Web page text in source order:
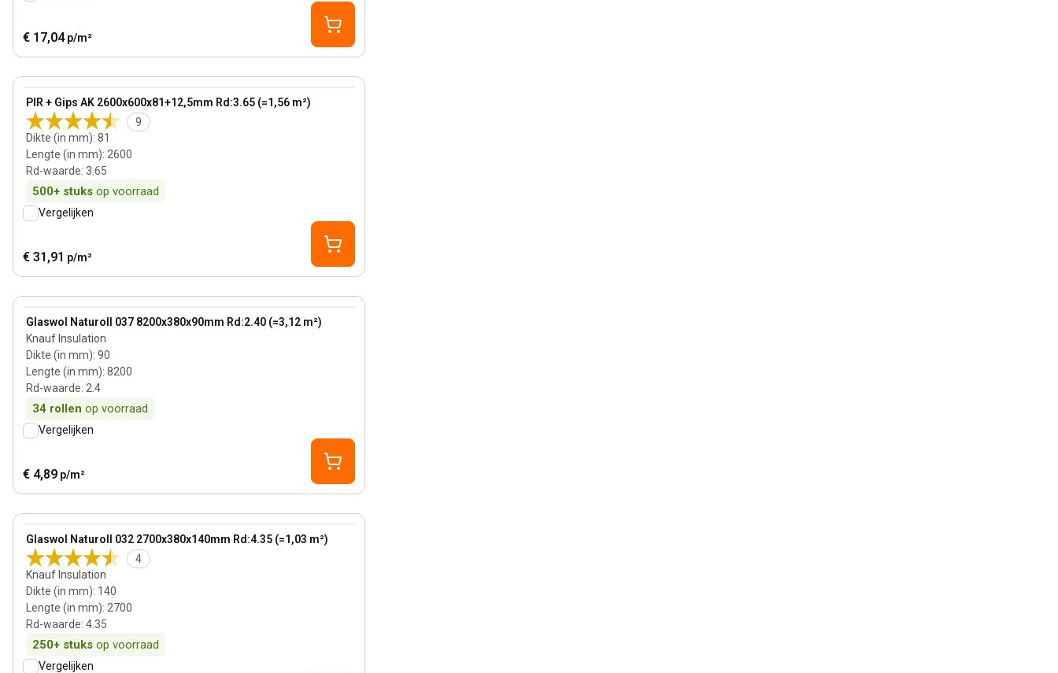
€ 17,04 p/m²
Bestseller
PIR + Gips AK 2600x600x81+12,5mm Rd:3.65 (=1,56 m²)
9
Dikte (in mm): 81
Lengte (in mm): 2600
Rd-waarde: 3.65
500+ stuks op voorraad
View product
Vergelijken
€ 31,91 p/m²
Glaswol Naturoll 037 8200x380x90mm Rd:2.40 (=3,12 m²)
Knauf Insulation
Dikte (in mm): 90
Lengte (in mm): 8200
Rd-waarde: 2.4
34 rollen op voorraad
View product
Vergelijken
€ 4,89 p/m²
Glaswol Naturoll 032 2700x380x140mm Rd:4.35 (=1,03 m²)
4
Knauf Insulation
Dikte (in mm): 140
Lengte (in mm): 2700
Rd-waarde: 4.35
250+ stuks op voorraad
View product
Vergelijken